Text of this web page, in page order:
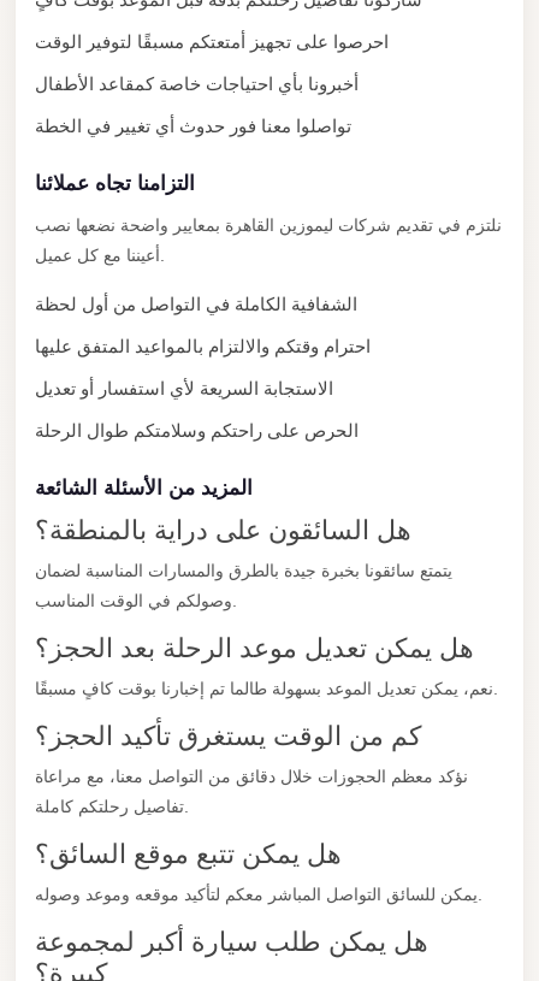
احرصوا على تجهيز أمتعتكم مسبقًا لتوفير الوقت
أخبرونا بأي احتياجات خاصة كمقاعد الأطفال
تواصلوا معنا فور حدوث أي تغيير في الخطة
التزامنا تجاه عملائنا
نلتزم في تقديم شركات ليموزين القاهرة بمعايير واضحة نضعها نصب
الشفافية الكاملة في التواصل من أول لحظة
احترام وقتكم والالتزام بالمواعيد المتفق عليها
الاستجابة السريعة لأي استفسار أو تعديل
الحرص على راحتكم وسلامتكم طوال الرحلة
المزيد من الأسئلة الشائعة
هل السائقون على دراية بالمنطقة؟
يتمتع سائقونا بخبرة جيدة بالطرق والمسارات المناسبة لضمان
هل يمكن تعديل موعد الرحلة بعد الحجز؟
كم من الوقت يستغرق تأكيد الحجز؟
نؤكد معظم الحجوزات خلال دقائق من التواصل معنا، مع مراعاة
هل يمكن تتبع موقع السائق؟
هل يمكن طلب سيارة أكبر لمجموعة
كبيرة؟
Limousine
Maadi
Limousine
Limousine
Limousine
Service
Luxor
Limousine
london
egypt
limozen
service
cairo
Limousine
Service
Airport
Limousine
Service
Alexandria